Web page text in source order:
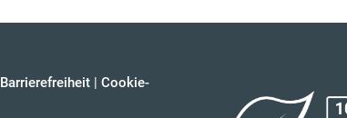
Barrierefreiheit | Cookie-